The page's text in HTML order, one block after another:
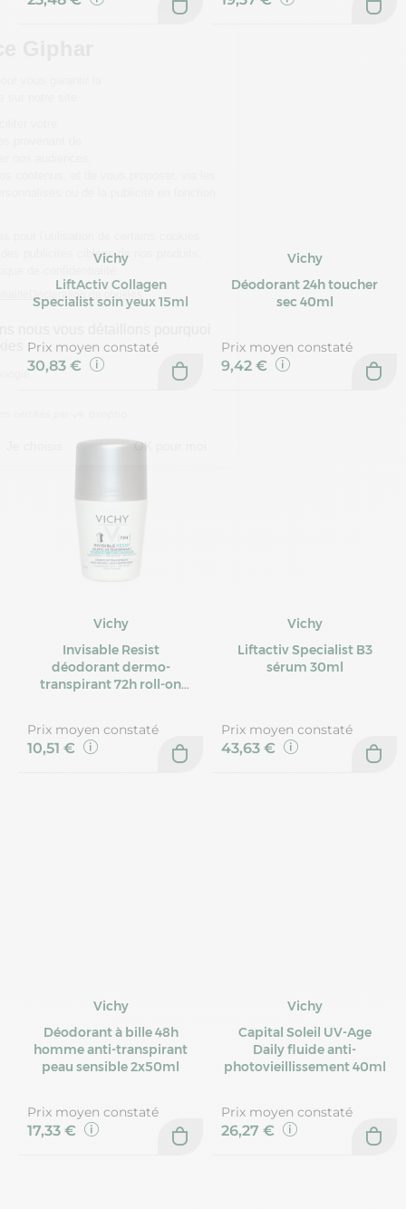
Vichy
LiftActiv Collagen
Specialist soin yeux 15ml
Prix moyen constaté
30,83 €
Vichy
Déodorant 24h toucher
sec 40ml
Prix moyen constaté
9,42 €
Vichy
Invisable Resist
déodorant dermo-
transpirant 72h roll-on
Prix moyen constaté
10,51 €
Vichy
Liftactiv Specialist B3
sérum 30ml
Prix moyen constaté
43,63 €
Vichy
Déodorant à bille 48h
homme anti-transpirant
peau sensible 2x50ml
Prix moyen constaté
17,33 €
Vichy
Capital Soleil UV-Age
Daily fluide anti-
photovieillissement 40ml
Prix moyen constaté
26,27 €